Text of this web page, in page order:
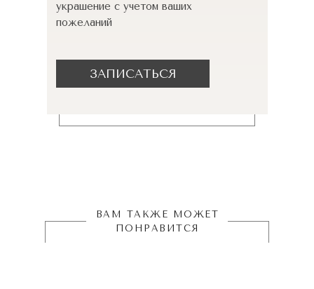
украшение с учетом ваших
пожеланий
ЗАПИСАТЬСЯ
ВАМ ТАКЖЕ МОЖЕТ
ПОНРАВИТСЯ